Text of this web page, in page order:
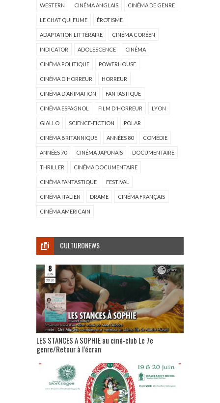
WESTERN CINÉMA ANGLAIS CINÉMA DE GENRE
LE CHAT QUI FUME ÉROTISME
ADAPTATION LITTÉRAIRE CINÉMA CORÉEN
INDICATOR ADOLESCENCE CINÉMA
CINÉMA POLITIQUE POWERHOUSE
CINÉMA D'HORREUR HORREUR
CINÉMA D'ANIMATION FANTASTIQUE
CINÉMA ESPAGNOL FILM D'HORREUR LYON
GIALLO SCIENCE-FICTION POLAR
CINÉMA BRITANNIQUE ANNÉES 80 COMÉDIE
ANNÉES 70 CINÉMA JAPONAIS DOCUMENTAIRE
THRILLER CINÉMA DOCUMENTAIRE
CINÉMA FANTASTIQUE FESTIVAL
CINÉMA ITALIEN DRAME CINÉMA FRANÇAIS
CINÉMA AMERICAIN
CULTURONEWS
LES STANCES A SOPHIE au ciné-club Le 7e
genre/Retour à l’écran